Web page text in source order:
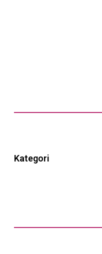
Kategori